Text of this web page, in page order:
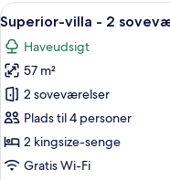
1
kingsize-
seng
Indlæs
alle
billeder
af
Superior-
villa
-
2
8
Superior-villa - 2
Haveudsigt
57 m²
2 soveværelser
Plads til 4 personer
2 kingsize-senge
Gratis Wi-Fi